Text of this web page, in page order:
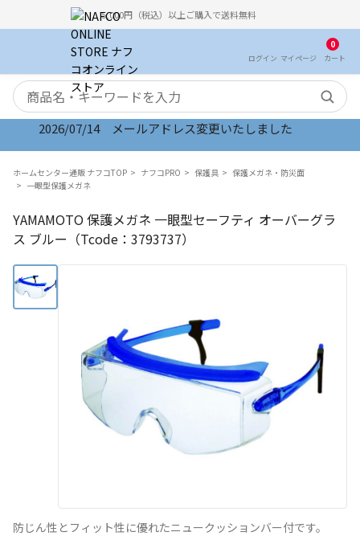
5,000円（税込）以上ご購入で送料無料
ログイン マイ ページ
0
カート
検索キーワード
2026/07/14 メールアドレス変更いたしました
ホームセンター通販 ナフコTOP ナフコPRO 保護具
保護メガネ・防災面
一眼型保護メガネ
YAMAMOTO 保護メガネ 一眼型セーフティ オーバーグラ
ス ブルー（Tcode：3793737）
防じん性とフィット性に優れたニュークッションバー付です。